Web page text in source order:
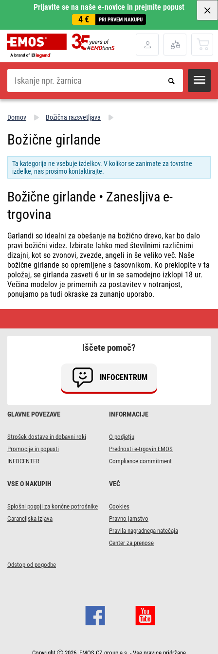
Prijavite se na naše e-novice in prejmite popust
4 € PRI PRVEM NAKUPU
Iskanje
Domov Božična razsvetljava
Božične girlande
Ta kategorija ne vsebuje izdelkov. V kolikor se zanimate za tovrstne
izdelke, nas prosimo kontaktirajte.
Božične girlande • Zanesljiva e-
trgovina
Garlandi so idealni za obešanje na božično drevo, kar bo dalo
pravi božični videz. Izbirate lahko med številnimi različnimi
dizajni, kot so zvonovi, zvezde, angeli in še veliko več. Naše
božične girlande so opremljene s časovnikom. Ko preklopite v ta
položaj, se girlanda zasveti 6 ur in se samodejno izklopi 18 ur.
Večina modelov je primernih za postavitev v notranjost,
ponujamo pa tudi okraske za zunanjo uporabo.
GLAVNE POVEZAVE
Strošek dostave in dobavni roki
Promocije in popusti
INFOCENTER
INFORMACIJE
O podjetju
Prednosti e-trgovin EMOS
Compliance commitment
VSE O NAKUPIH
Splošni pogoji za končne potrošnike
Garancijska izjava
VEČ
Cookies
Pravno jamstvo
Pravila nagradnega natečaja
Center za prenose
Odstop od pogodbe
Iščete pomoč?
INFOCENTRUM